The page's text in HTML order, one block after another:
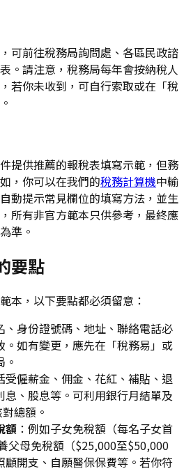
可前往稅務局詢問處、各區民政諮
。請注意，稅務局每年會按納稅人
若你未收到，可自行索取或在「稅
提供推薦的報稅表填寫示範，但務
，你可以在我們的稅務計算機中輸
動提示常見欄位的填寫方法，並生
所有非官方範本只供參考，最終應
準。
要點
本，以下要點都必須留意：
、身份證號碼、地址、聯絡電話必
。如有變更，應先在「稅務易」或
受僱薪金、佣金、花紅、補貼、退
息、股息等。可利用銀行月結單及
總額。
額 ：例如子女免稅額（每名子女首
父母免稅額（$25,000至$50,000
顧開支、自願醫保保費等。若你符